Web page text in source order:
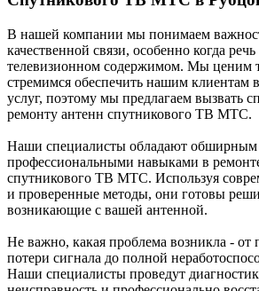
В нашей компании мы понимаем
качественной связи, особенно когда
телевизионном содержимом. Мы ценим
стремимся обеспечить нашим клиентам
услуг, поэтому мы предлагаем вызвать
ремонту антенн спутникового ТВ МТС.
Наши специалисты обладают
профессиональными навыками в
спутникового ТВ МТС. Используя
и проверенные методы, они готовы
возникающие с вашей антенной.
Не важно, какая проблема возникла - от
потери сигнала до полной
Наши специалисты проведут